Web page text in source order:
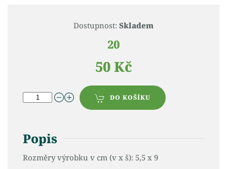
Dostupnost: Skladem
20
50 Kč
DO KOŠÍKU
Popis
Rozměry výrobku v cm (v x š): 5,5 x 9